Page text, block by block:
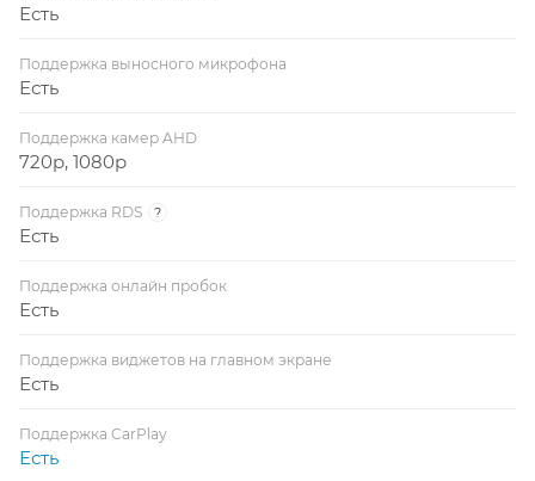
Есть
Поддержка выносного микрофона
Есть
Поддержка камер AHD
720p, 1080p
Поддержка RDS ?
Есть
Поддержка онлайн пробок
Есть
Поддержка виджетов на главном экране
Есть
Поддержка CarPlay
Есть